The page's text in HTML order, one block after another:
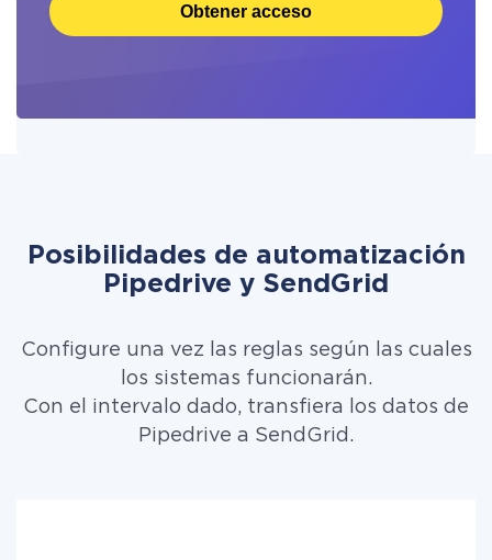
Obtener acceso
Posibilidades de automatización
Pipedrive y SendGrid
Configure una vez las reglas según las cuales
los sistemas funcionarán.
Con el intervalo dado, transfiera los datos de
Pipedrive a SendGrid.